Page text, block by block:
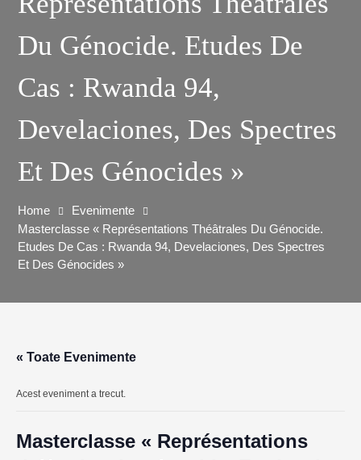
Du Génocide. Etudes De
Cas : Rwanda 94,
Develaciones, Des Spectres
Et Des Génocides »
Home
Evenimente
Masterclasse « Représentations Théâtrales Du Génocide.
Etudes De Cas : Rwanda 94, Develaciones, Des Spectres
Et Des Génocides »
« Toate Evenimente
Acest eveniment a trecut.
Masterclasse « Représentations